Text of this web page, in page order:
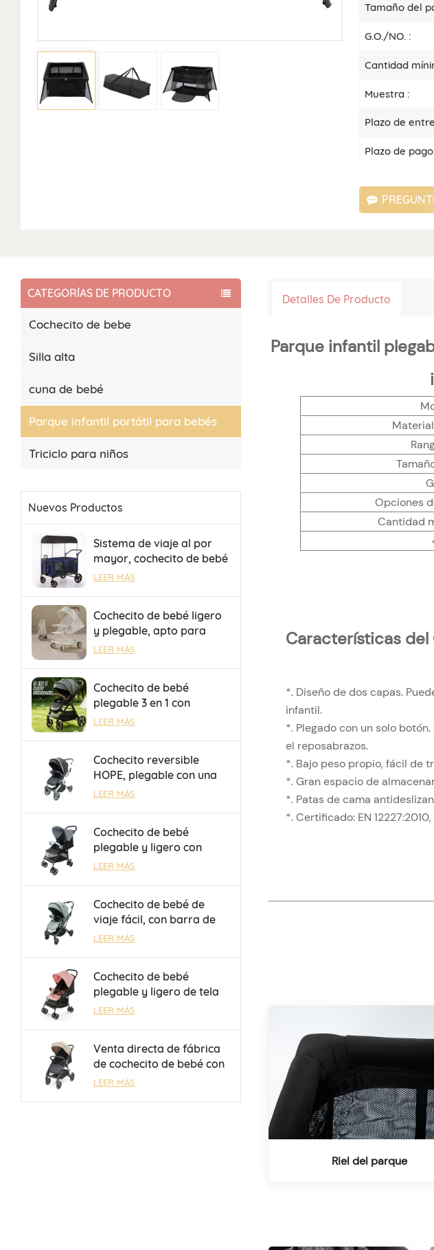
Tamaño del
G.O./NO. :
Cantidad
Muestra :
Plazo de
Plazo de
CATEGORÍAS DE PRODUCTO
Cochecito de bebe
Silla alta
cuna de bebé
Parque infantil portátil para bebés
Triciclo para niños
Nuevos Productos
Sistema de viaje al por
mayor, cochecito de bebé
para 4 bebés, cochecito
LEER MÁS
Cochecito de bebé ligero
y plegable, apto para
viajes en avión y trenes
LEER MÁS
Cochecito de bebé
plegable 3 en 1 con
asiento reversible y
OEM/ODM
LEER MÁS
Cochecito reversible
HOPE, plegable con una
sola mano, seguro y
LEER MÁS
Cochecito de bebé
plegable y ligero con
sombrilla, OEM/ODM, con
LEER MÁS
Cochecito de bebé de
viaje fácil, con barra de
equipaje y manillar
mayor, OEM/ODM
LEER MÁS
Cochecito de bebé
plegable y ligero de tela
Oxford 300D con freno de
LEER MÁS
Venta directa de fábrica
de cochecito de bebé con
respaldo ajustable
LEER MÁS
Detalles De Producto
Parque infantil
Opciones
Cantidad
Características del
*. Diseño de dos capas.
infantil.
*. Plegado con un solo
el reposabrazos.
*. Bajo peso propio, fácil de
*. Gran espacio de
*. Patas de cama
*.Certificado: EN 12227:2010,
Riel del parque